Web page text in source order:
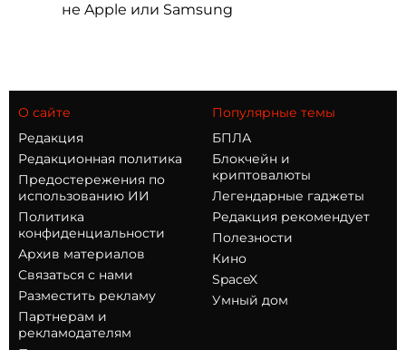
не Apple или Samsung
О сайте
Редакция
Редакционная политика
Предостережения по
использованию ИИ
Политика
конфиденциальности
Архив материалов
Связаться с нами
Разместить рекламу
Партнерам и
рекламодателям
Популярные темы
БПЛА
Блокчейн и
криптовалюты
Легендарные гаджеты
Редакция рекомендует
Полезности
Кино
SpaceX
Умный дом